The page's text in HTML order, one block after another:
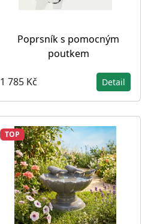
Poprsník s pomocným
poutkem
1 785 Kč Detail
TOP